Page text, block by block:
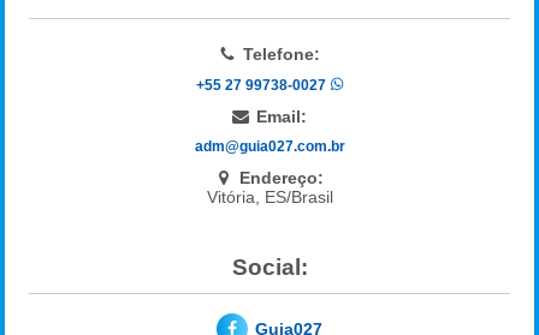
Telefone:
+55 27 99738-0027
Email:
adm@guia027.com.br
Endereço:
Vitória, ES/Brasil
Social:
Guia027